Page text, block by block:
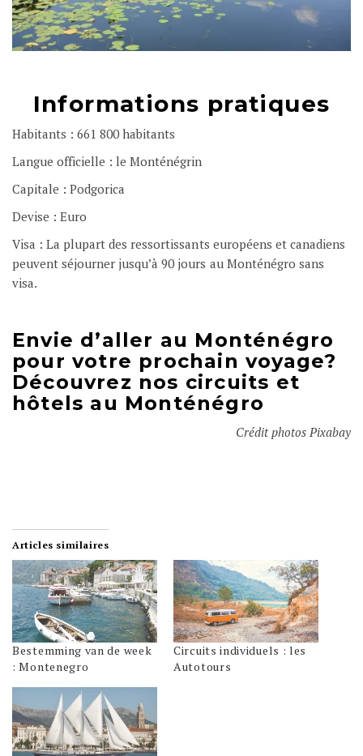
Informations pratiques
Habitants : 661 800 habitants
Langue officielle : le Monténégrin
Capitale : Podgorica
Devise : Euro
Visa : La plupart des ressortissants européens et canadiens
peuvent séjourner jusqu’à 90 jours au Monténégro sans
visa.
Envie d’aller au Monténégro
pour votre prochain voyage?
Découvrez nos circuits et
hôtels au Monténégro
Crédit photos Pixabay
Articles similaires
Bestemming van de week
: Montenegro
Circuits individuels : les
Autotours